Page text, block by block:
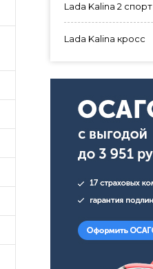
Lada Kalina 2 спорт
Lada Kalina кросс